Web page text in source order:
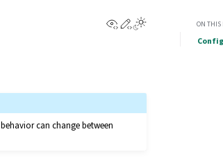
View this page
Edit this page
can change between
ON THIS